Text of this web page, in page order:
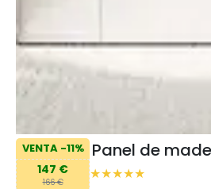
VENTA -11%
147 €
166 €
Panel de